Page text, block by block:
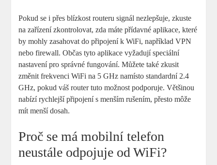
Pokud se i přes blízkost routeru signál nezlepšuje, zkuste
na zařízení zkontrolovat, zda máte přídavné aplikace, které
by mohly zasahovat do připojení k WiFi, například VPN
nebo firewall. Občas tyto aplikace vyžadují speciální
nastavení pro správné fungování. Můžete také zkusit
změnit frekvenci WiFi na 5 GHz namísto standardní 2.4
GHz, pokud váš router tuto možnost podporuje. Většinou
nabízí rychlejší připojení s menším rušením, přesto môže
mít menší dosah.
Proč se má mobilní telefon
neustále odpojuje od WiFi?